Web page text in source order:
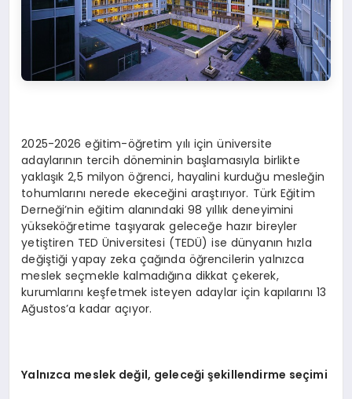
2025-2026 eğitim-öğretim yılı için üniversite
adaylarının tercih döneminin başlamasıyla birlikte
yaklaşık 2,5 milyon öğrenci, hayalini kurduğu mesleğin
tohumlarını nerede ekeceğini araştırıyor. Türk Eğitim
Derneği’nin eğitim alanındaki 98 yıllık deneyimini
yükseköğretime taşıyarak geleceğe hazır bireyler
yetiştiren TED Üniversitesi (TEDÜ) ise dünyanın hızla
değiştiği yapay zeka çağında öğrencilerin yalnızca
meslek seçmekle kalmadığına dikkat çekerek,
kurumlarını keşfetmek isteyen adaylar için kapılarını 13
Ağustos’a kadar açıyor.
Yalnızca meslek değil, geleceği şekillendirme seçimi